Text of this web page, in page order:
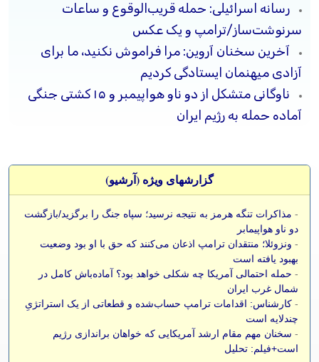
رسانه‌ اسرائیلی: حمله‌ قریب‌الوقوع و ساعات
سرنوشت‌ساز/ترامپ و یک عکس
آخرین سخنان آروین: مرا فراموش نکنید، ما برای
آزادی میهنمان ایستادگی کردیم
ناوگانی متشکل از دو ناو هواپیمبر و ۱۵ کشتی جنگی
آماده حمله به رژیم ایران
گزارشهای ویژه (آرشيو)
- مذاکرات تنگه هرمز به نتیجه نرسید؛ سپاه جنگ را برگزید/بازگشت
دو ناو هواپیمابر
- ونزوئلا؛ منتقدان ترامپ اذعان می‌کنند که حق با او بود وضعیت
بهبود یافته است
- حمله احتمالی آمریکا چه شکلی خواهد بود؟ آماده‌باش کامل در
شمال غرب ایران
- کارشناس: اقدامات ترامپ حساب‌شده و قطعاتی از یک استراتژیِ
چندلایه است
- سخنان مهم مقام ارشد آمریکایی که خواهان براندازی رژیم
است+فیلم: تحلیل